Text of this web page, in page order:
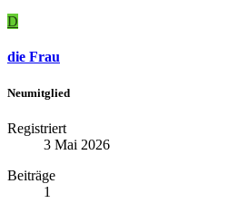
D
die Frau
Neumitglied
Registriert
3 Mai 2026
Beiträge
1